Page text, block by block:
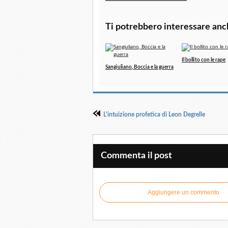
Ti potrebbero interessare
Sangiuliano, Boccia e la guerra
Il bollito con le rape
L'intuizione profetica di Leon Degrelle
Commenta il post
Aggiungere un commento